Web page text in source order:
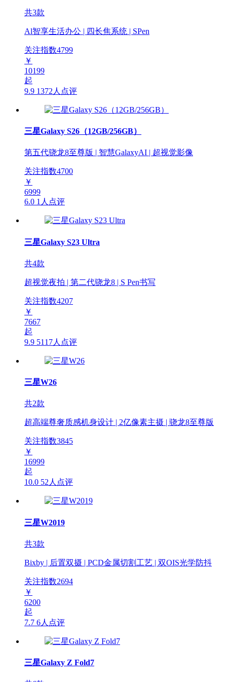
共3款
Al智享生活办公 | 四长焦系统 | SPen
关注指数4799
￥
10199
起
9.9 1372人点评
三星Galaxy S26（12GB/256GB）
第五代骁龙8至尊版 | 智慧GalaxyAI | 超视觉影像
关注指数4700
￥
6999
6.0 1人点评
三星Galaxy S23 Ultra
共4款
超视觉夜拍 | 第二代骁龙8 | S Pen书写
关注指数4207
￥
7667
起
9.9 5117人点评
三星W26
共2款
超高端尊奢质感机身设计 | 2亿像素主摄 | 骁龙8至尊版
关注指数3845
￥
16999
起
10.0 52人点评
三星W2019
共3款
Bixby | 后置双摄 | PCD金属切割工艺 | 双OIS光学防抖
关注指数2694
￥
6200
起
7.7 6人点评
三星Galaxy Z Fold7